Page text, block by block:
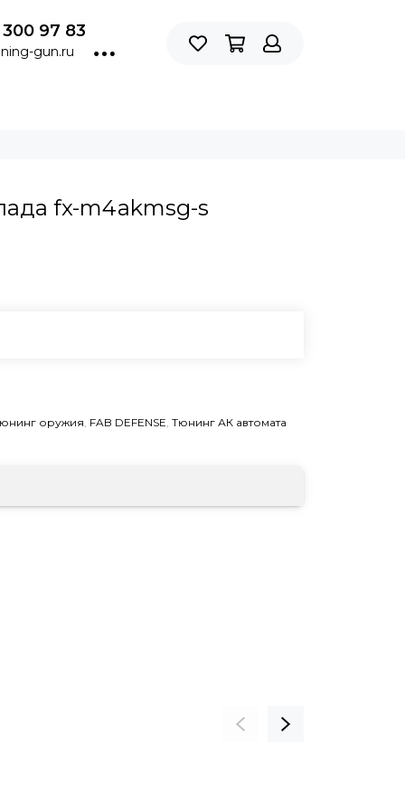
97 83
gun.ru
fx-m4akmsg-s
оружия, FAB DEFENSE, Тюнинг АК автомата